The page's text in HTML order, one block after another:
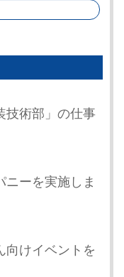
技術部」の仕事
ニーを実施しま
向けイベントを